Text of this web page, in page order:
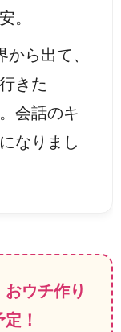
。
ら出て、
きた
会話のキ
なりまし
ウチ作り
！